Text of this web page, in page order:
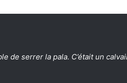
de serrer la pala. C’était un